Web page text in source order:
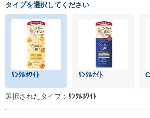
タイプを選択してください
ﾘﾝｸﾙﾎﾜｲﾄ ﾘﾝｸﾙﾅｲﾄ
選択されたタイプ： ﾘﾝｸﾙﾎﾜｲﾄ